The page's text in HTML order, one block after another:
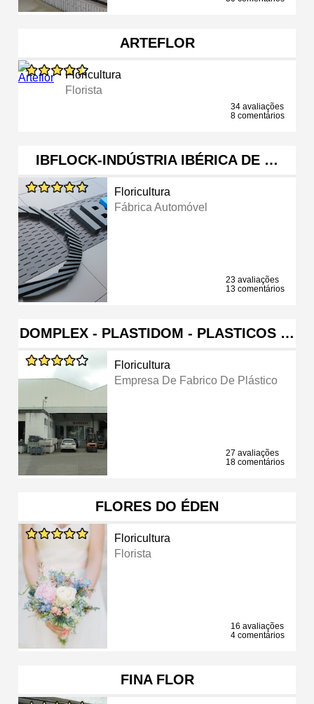
ARTEFLOR
Floricultura
Florista
34 avaliações
8 comentários
IBFLOCK-INDÚSTRIA IBÉRICA DE …
Floricultura
Fábrica Automóvel
23 avaliações
13 comentários
DOMPLEX - PLASTIDOM - PLASTICOS …
Floricultura
Empresa De Fabrico De Plástico
27 avaliações
18 comentários
FLORES DO ÉDEN
Floricultura
Florista
16 avaliações
4 comentários
FINA FLOR